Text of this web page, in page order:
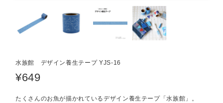
水族館 デザイン養生テープ YJS-16
¥649
たくさんのお魚が描かれているデザイン養生テープ「水族館」。